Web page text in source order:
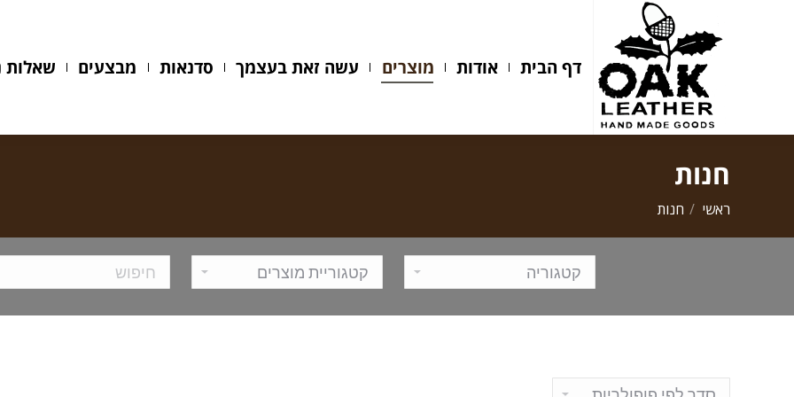
דף הבית אודות מוצרים עשה זאת בעצמך סדנאות מבצעים שאלות
חנות
ראשי חנות